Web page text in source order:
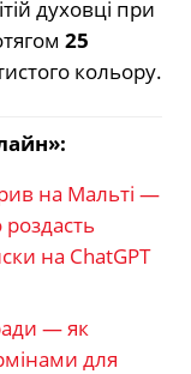
духовці при
25
кольору.
на Мальті —
на ChatGPT
— як
для